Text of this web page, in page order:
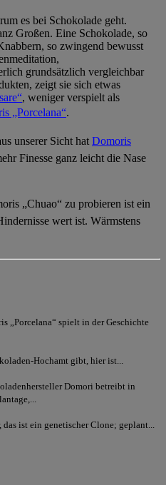
es bei Schokolade geht.
Großen. Eine Schokolade, so
so zwingend bewusst
grundsätzlich vergleichbar
zeigt sie sich etwas
, weniger verspielt als
„Porcelana“.
unserer Sicht hat Domoris
Finesse ganz leicht die Nase
„Chuao“ zu probieren ist ein
wert ist. Wärmstens
„Porcelana“ spielt in der Geschichte
Hochamt gibt, hier ist...
Domori betreibt in
ist ein genetischer Clone; geplant...